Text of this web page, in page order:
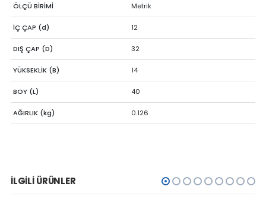
ÖLÇÜ BİRİMİ Metrik
İÇ ÇAP (d) 12
DIŞ ÇAP (D) 32
YÜKSEKLİK (B) 14
BOY (L) 40
AĞIRLIK (kg) 0.126
İLGILI ÜRÜNLER